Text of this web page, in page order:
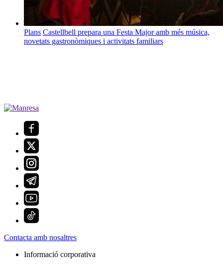
Plans Castellbell prepara una Festa Major amb més música,
novetats gastronòmiques i activitats familiars
Contacta amb nosaltres
Informació corporativa